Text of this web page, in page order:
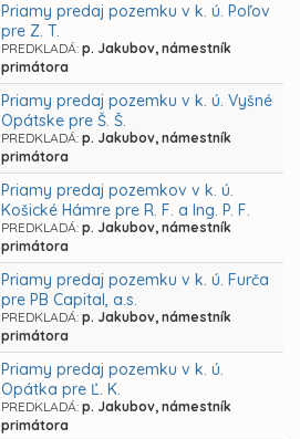
Priamy predaj pozemku v k. ú. Poľov
pre Z. T.
PREDKLADÁ: p. Jakubov, námestník
primátora
Priamy predaj pozemku v k. ú. Vyšné
Opátske pre Š. Š.
PREDKLADÁ: p. Jakubov, námestník
primátora
Priamy predaj pozemkov v k. ú.
Košické Hámre pre R. F. a Ing. P. F.
PREDKLADÁ: p. Jakubov, námestník
primátora
Priamy predaj pozemku v k. ú. Furča
pre PB Capital, a.s.
PREDKLADÁ: p. Jakubov, námestník
primátora
Priamy predaj pozemku v k. ú.
Opátka pre Ľ. K.
PREDKLADÁ: p. Jakubov, námestník
primátora